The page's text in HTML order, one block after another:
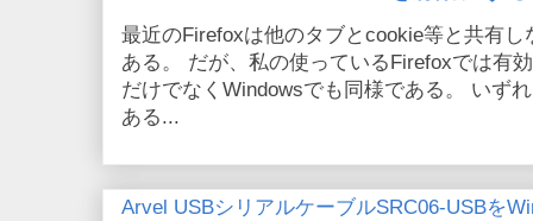
最近のFirefoxは他のタブとcookie等と共有
ある。 だが、私の使っているFirefoxでは有
だけでなくWindowsでも同様である。 いず
ある...
Arvel USBシリアルケーブルSRC06-USBを